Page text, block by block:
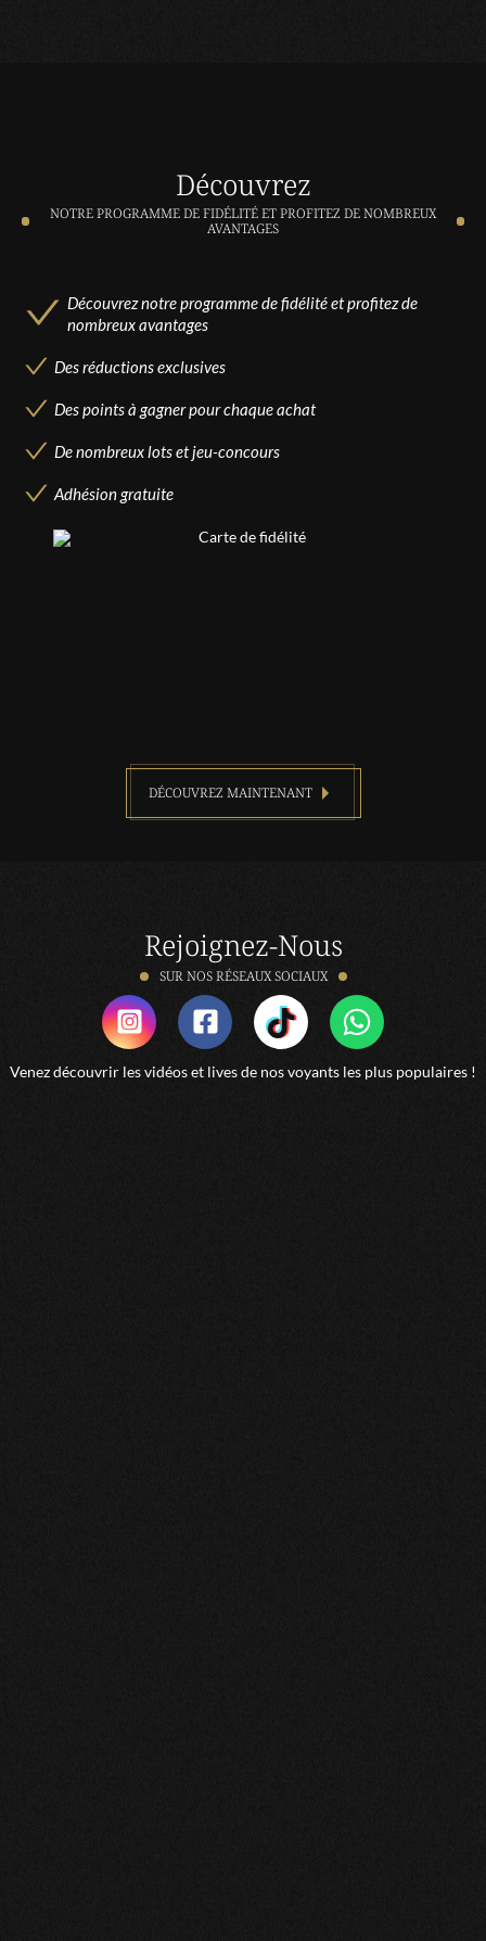
Découvrez
NOTRE PROGRAMME DE FIDÉLITÉ ET PROFITEZ DE NOMBREUX
AVANTAGES
Découvrez notre programme de fidélité et profitez de
nombreux avantages
Des réductions exclusives
Des points à gagner pour chaque achat
De nombreux lots et jeu-concours
Adhésion gratuite
DÉCOUVREZ MAINTENANT
Rejoignez-Nous
SUR NOS RÉSEAUX SOCIAUX
Venez découvrir les vidéos et lives de nos voyants les plus populaires !